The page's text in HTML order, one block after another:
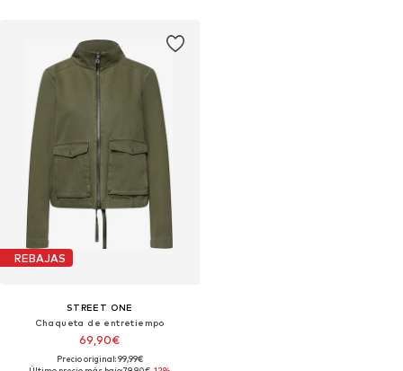
REBAJAS
STREET ONE
Chaqueta de entretiempo
69,90€
Precio original: 99,99€